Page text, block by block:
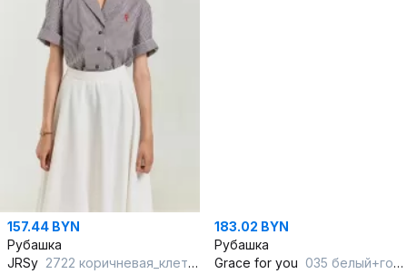
157.44 BYN
Рубашка
JRSy 2722 коричневая_клетка
183.02 BYN
Рубашка
Grace for you 035 белый+горох